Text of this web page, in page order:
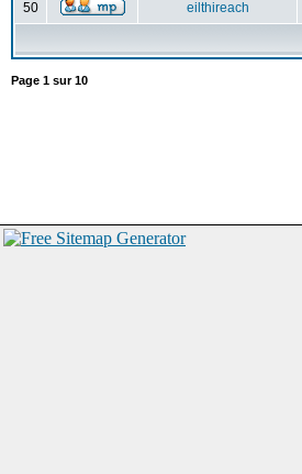
50 eilthireach
Page 1 sur10